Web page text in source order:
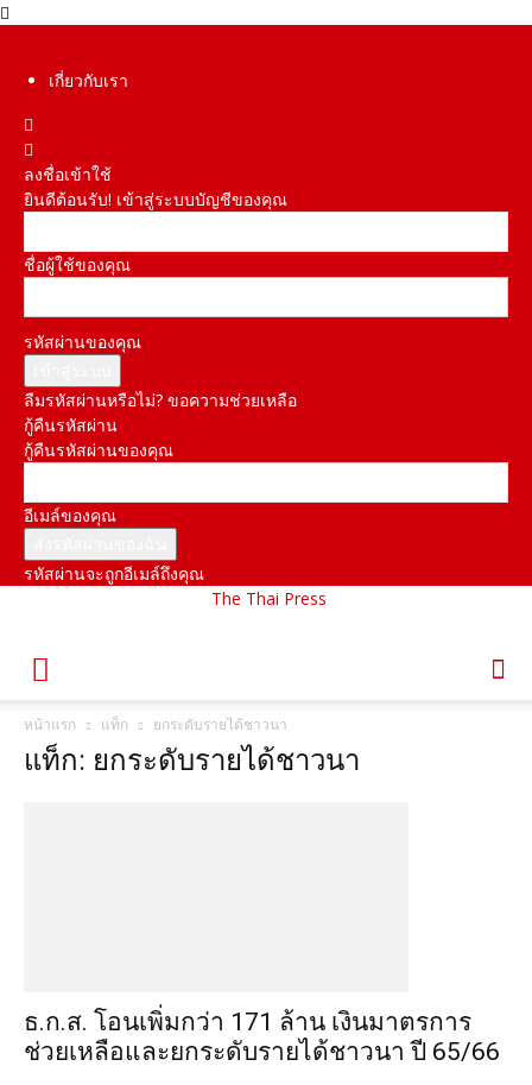
เกี่ยวกับเรา
ลงชื่อเข้าใช้
ยินดีต้อนรับ! เข้าสู่ระบบบัญชีของคุณ
ชื่อผู้ใช้ของคุณ
รหัสผ่านของคุณ
ลืมรหัสผ่านหรือไม่? ขอความช่วยเหลือ
กู้คืนรหัสผ่าน
กู้คืนรหัสผ่านของคุณ
อีเมล์ของคุณ
รหัสผ่านจะถูกอีเมล์ถึงคุณ
The Thai Press
หน้าแรก แท็ก ยกระดับรายได้ชาวนา
แท็ก: ยกระดับรายได้ชาวนา
ธ.ก.ส. โอนเพิ่มกว่า 171 ล้าน เงินมาตรการ
ช่วยเหลือและยกระดับรายได้ชาวนา ปี 65/66